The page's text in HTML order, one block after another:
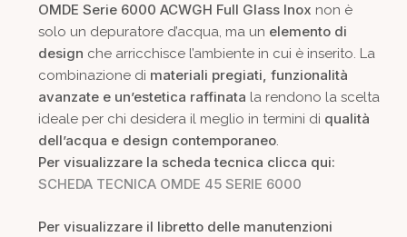
OMDE Serie 6000 ACWGH Full Glass Inox non è
solo un depuratore d’acqua, ma un elemento di
design che arricchisce l’ambiente in cui è inserito. La
combinazione di materiali pregiati, funzionalità
avanzate e un’estetica raffinata la rendono la scelta
ideale per chi desidera il meglio in termini di qualità
dell’acqua e design contemporaneo.
Per visualizzare la scheda tecnica clicca qui:
SCHEDA TECNICA OMDE 45 SERIE 6000
Per visualizzare il libretto delle manutenzioni